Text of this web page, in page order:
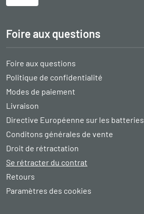
Foire aux questions
Foire aux questions
Politique de confidentialité
Modes de paiement
Livraison
Directive Européenne sur les batteries
Conditons générales de vente
Droit de rétractation
Se rétracter du contrat
Retours
Paramètres des cookies